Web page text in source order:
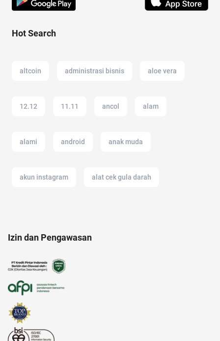
Hot Search
altcoin administrasi bisnis aloe vera
12.12 11.11 ancol alam
alami android anak muda
akun instagram alat cek gula darah
akun google
17 agustus
Izin dan Pengawasan